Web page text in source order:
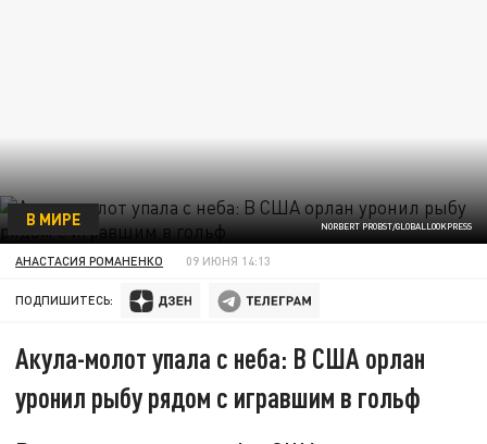
NORBERT PROBST/GLOBALLOOKPRESS
В МИРЕ
АНАСТАСИЯ РОМАНЕНКО 09 ИЮНЯ 14:13
ПОДПИШИТЕСЬ:
Акула-молот упала с неба: В США орлан
уронил рыбу рядом с игравшим в гольф